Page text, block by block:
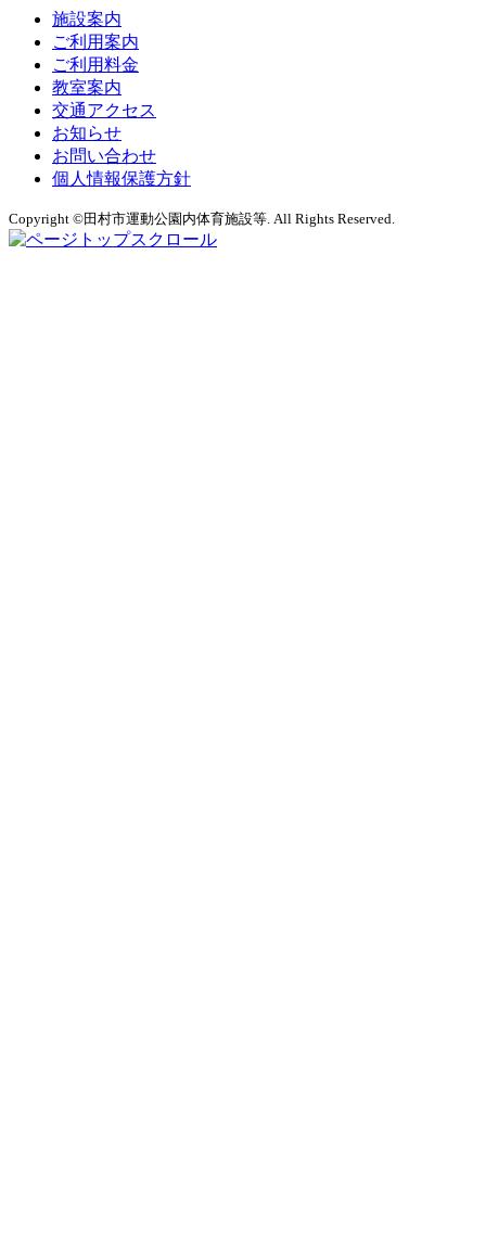
施設案内
ご利用案内
ご利用料金
教室案内
交通アクセス
お知らせ
お問い合わせ
個人情報保護方針
Copyright ©田村市運動公園内体育施設等. All Rights Reserved.